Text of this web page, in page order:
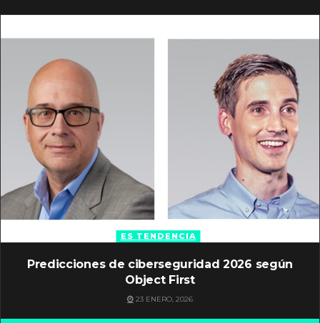
ES TENDENCIA
Predicciones de ciberseguridad 2026 según
Object First
23 ENERO, 2026